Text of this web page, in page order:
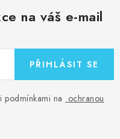
na váš e-mail
podmínkami na ochranou
PŘIHLÁSIT SE